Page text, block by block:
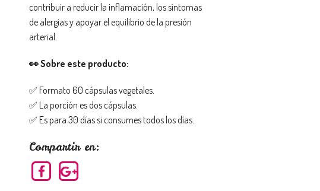
contribuir a reducir la inflamación, los síntomas
de alergias y apoyar el equilibrio de la presión
arterial.
👀 Sobre este producto:
✅ Formato 60 cápsulas vegetales.
✅ La porción es dos cápsulas.
✅ Es para 30 días si consumes todos los días.
Compartir en: